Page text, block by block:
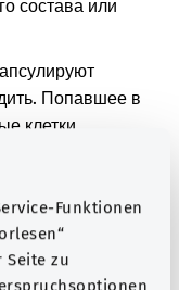
Funktionen
zu
состава или
Попавшее в
клетки
или увидеть